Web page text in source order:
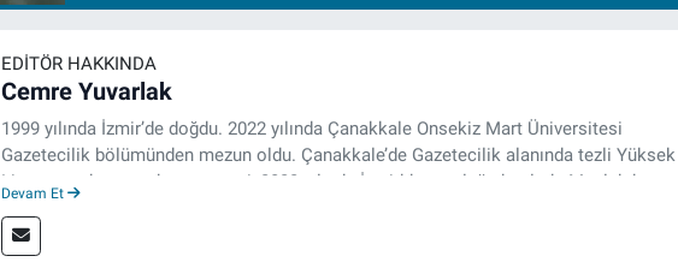
EDITÖR HAKKINDA
Cemre Yuvarlak
1999 yılında İzmir’de doğdu. 2022 yılında Çanakkale Onsekiz Mart Üniversitesi
Gazetecilik bölümünden mezun oldu. Çanakkale’de Gazetecilik alanında tezli Yüksek
Lisansına devam eden gazeteci, 2022 yılında İzmir’de mesleğe başladı. Meslek hayatı
izgazete.net’te haber editörü olarak devam ediyor.
Devam Et